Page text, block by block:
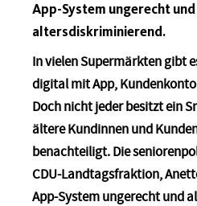
App-System ungerecht und
altersdiskriminierend.
In vielen Supermärkten gibt
digital mit App,
Doch nicht jeder besitzt ein
ältere Kundinnen und
benachteiligt. Die
CDU-Landtagsfraktion,
App-System ungerecht und